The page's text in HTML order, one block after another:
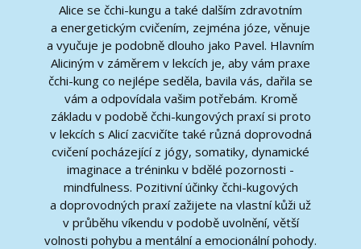
Alice se čchi-kungu a také dalším zdravotním
a energetickým cvičením, zejména józe, věnuje
a vyučuje je podobně dlouho jako Pavel. Hlavním
Aliciným v záměrem v lekcích je, aby vám praxe
čchi-kung co nejlépe seděla, bavila vás, dařila se
vám a odpovídala vašim potřebám. Kromě
základu v podobě čchi-kungových praxí si proto
v lekcích s Alicí zacvičíte také různá doprovodná
cvičení pocházející z jógy, somatiky, dynamické
imaginace a tréninku v bdělé pozornosti -
mindfulness. Pozitivní účinky čchi-kugových
a doprovodných praxí zažijete na vlastní kůži už
v průběhu víkendu v podobě uvolnění, větší
volnosti pohybu a mentální a emocionální pohody.